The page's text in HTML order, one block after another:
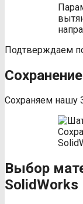
Подтверждаем
Сохраняем нашу
Выбор
SolidWorks